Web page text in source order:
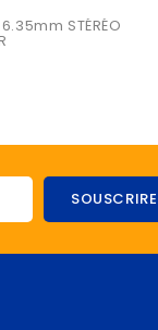
6.35mm STÉRÉO